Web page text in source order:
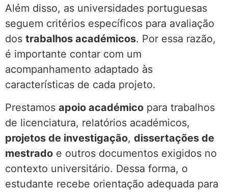
Além disso, as universidades portuguesas
seguem critérios específicos para avaliação
dos trabalhos académicos. Por essa razão,
é importante contar com um
acompanhamento adaptado às
características de cada projeto.
Prestamos apoio académico para trabalhos
de licenciatura, relatórios académicos,
projetos de investigação, dissertações de
mestrado e outros documentos exigidos no
contexto universitário. Dessa forma, o
estudante recebe orientação adequada para